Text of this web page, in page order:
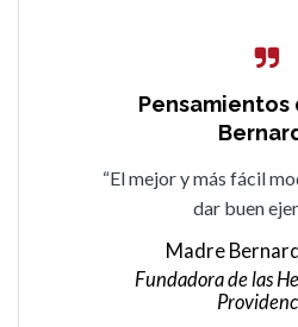
Pensamientos
“El mejor y más fácil
dar buen
Madre
Fundadora de las
Pensamientos
“Todo lo que no se
buena voluntad en el
deberes […] vamos
paso
Madre